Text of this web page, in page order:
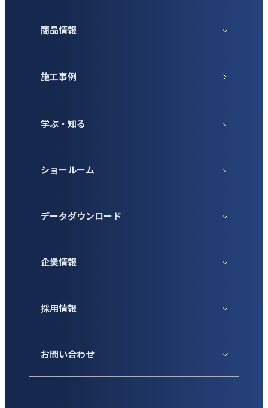
商品情報
施工事例
学ぶ・知る
ショールーム
データダウンロード
企業情報
採用情報
お問い合わせ